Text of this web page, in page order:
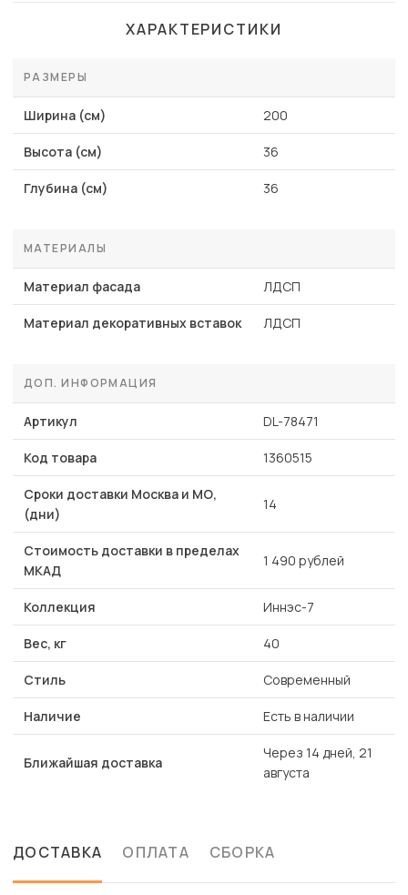
ХАРАКТЕРИСТИКИ
РАЗМЕРЫ
Ширина (см) 200
Высота (см) 36
Глубина (см) 36
МАТЕРИАЛЫ
Материал фасада ЛДСП
Материал декоративных вставок ЛДСП
ДОП. ИНФОРМАЦИЯ
Артикул DL-78471
Код товара 1360515
Сроки доставки Москва и МО,
(дни)
14
Стоимость доставки в пределах
МКАД
1 490 рублей
Коллекция Иннэс-7
Вес, кг 40
Стиль Современный
Наличие Есть в наличии
Ближайшая доставка
Через 14 дней, 21
августа
ДОСТАВКА ОПЛАТА СБОРКА